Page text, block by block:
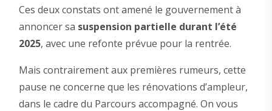
Ces deux constats ont amené le gouvernement à
annoncer sa suspension partielle durant l’été
2025, avec une refonte prévue pour la rentrée.
Mais contrairement aux premières rumeurs, cette
pause ne concerne que les rénovations d’ampleur,
dans le cadre du Parcours accompagné. On vous